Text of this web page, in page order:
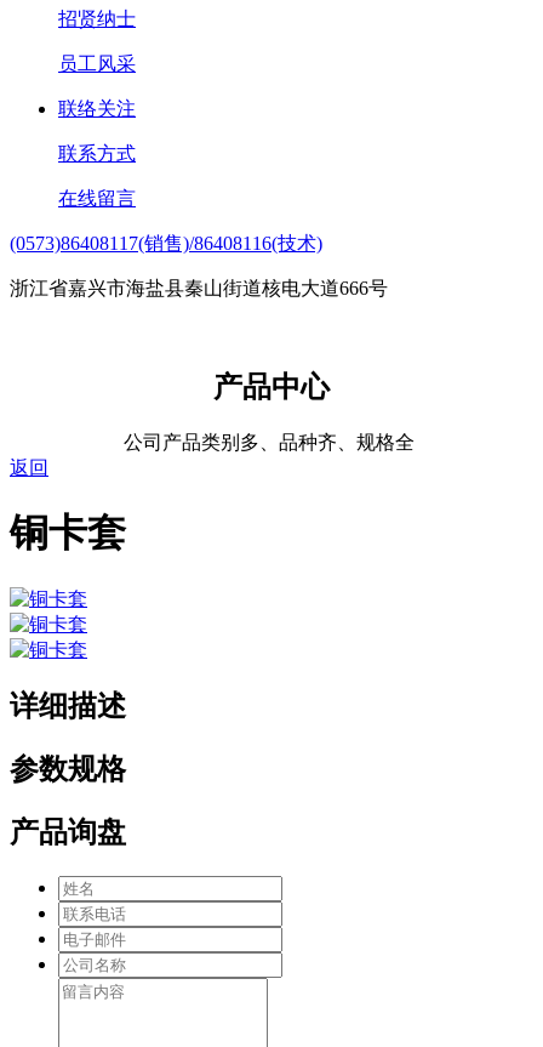
招贤纳士
员工风采
联络关注
联系方式
在线留言
(0573)86408117(销售)/86408116(技术)
浙江省嘉兴市海盐县秦山街道核电大道666号
产品中心
公司产品类别多、品种齐、规格全
返回
铜卡套
详细描述
参数规格
产品询盘